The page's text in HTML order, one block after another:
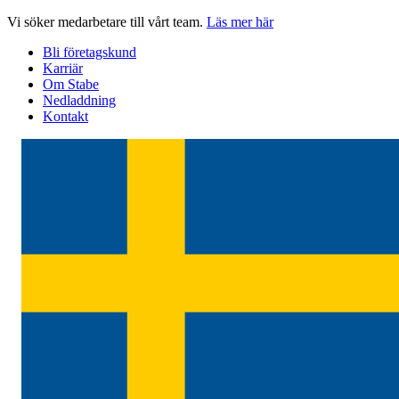
Hoppa
innehåll
Vi söker medarbetare till vårt team. Läs mer här
Bli företagskund
Karriär
Om Stabe
Nedladdning
Kontakt